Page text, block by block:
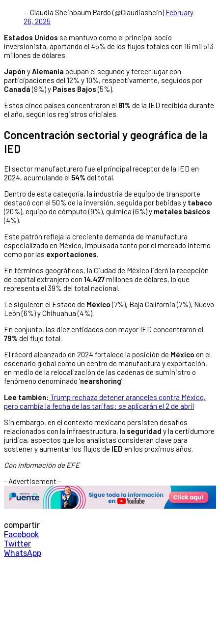
— Claudia Sheinbaum Pardo (@Claudiashein) February
26, 2025
Estados Unidos se mantuvo como el principal socio
inversionista, aportando el 45% de los flujos totales con 16 mil 513
millones de dólares.
Japón yAlemania ocupan el segundo y tercer lugar con
participaciones del 12% y 10%, respectivamente, seguidos por
Canadá(9%) y Países Bajos(5%).
Estos cinco países concentraron el 81% de la IED recibida durante
el año, según los registros oficiales.
Concentración sectorial y geográfica de la
IED
El sector manufacturero fue el principal receptor de la IED en
2024, acumulando el 54% del total.
Dentro de esta categoría, la industria de equipo de transporte
destacó con el 50% de la inversión, seguida por bebidas y tabaco
(20%), equipo de cómputo (9%), química (6%) y metales básicos
(4%).
Este patrón refleja la creciente demanda de manufactura
especializada en México, impulsada tanto por el mercado interno
como por las exportaciones.
En términos geográficos, la Ciudad de México lideró la recepción
de capital extranjero con 14.427millones de dólares, lo que
representa el 39% del total nacional.
Le siguieron el Estado de México(7%), Baja California (7%), Nuevo
León (6%) y Chihuahua (4%).
En conjunto, las diez entidades con mayor IED concentraron el
79% del flujo total.
El récord alcanzado en 2024 fortalece la posición de México en el
escenario global como un centro de manufactura y exportación,
en medio de la relocalización de las cadenas de suministro o
fenómeno denominado ‘nearshoring’.
Lee también: Trump rechaza detener aranceles contra México,
pero cambia la fecha de las tarifas: se aplicarán el 2 de abril
Sin embargo, en el contexto mexicano persisten desafíos
relacionados con la infraestructura, la seguridad y la certidumbre
jurídica, aspectos que los analistas consideran clave para
sostener y aumentar los flujos de IED en los próximos años.
Con información de EFE
- Advertisement -
compartir
Facebook
Twitter
WhatsApp